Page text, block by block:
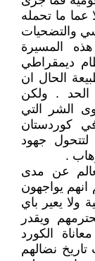
عما ما تحمله
والتضحيات
المسيرة
ديمقراطي
الحال ان
. ولكن
الشر التي
كوردستان
جهود
.
عن مدى
انهم يواجهون
ولا يعير باي
ويقدر
الكورد
نضالهم